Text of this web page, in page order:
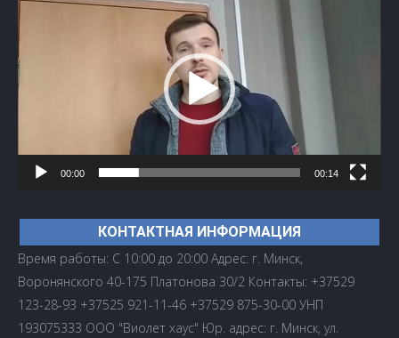
00:00 00:14
КОНТАКТНАЯ ИНФОРМАЦИЯ
Время работы: С 10:00 до 20:00 Адрес: г. Минск,
Воронянского 40-175 Платонова 30/2 Контакты: +37529
123-28-93 +37525 921-11-46 +37529 875-30-00 УНП
193075333 ООО "Виолет хаус" Юр. адрес: г. Минск, ул.